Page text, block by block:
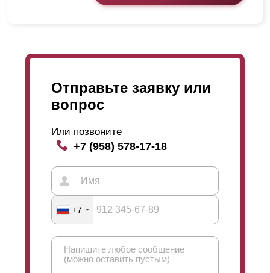
Отправьте заявку или
вопрос
Или позвоните
+7 (958) 578-17-18
+7